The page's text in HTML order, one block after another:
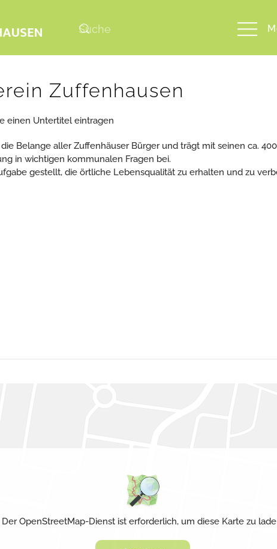
Zuffenhausen
einen Untertitel eintragen
Belange aller Zuffenhäuser Bürger und trägt mit seinen ca. 400
in wichtigen kommunalen Fragen bei.
gestellt, die örtliche Lebensqualität zu erhalten und zu
Der OpenStreetMap-Dienst ist erforderlich, um diese Karte zu